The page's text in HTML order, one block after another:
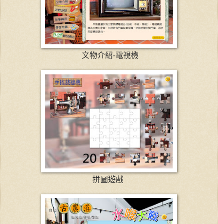
文物介紹-電視機
拼圖遊戲